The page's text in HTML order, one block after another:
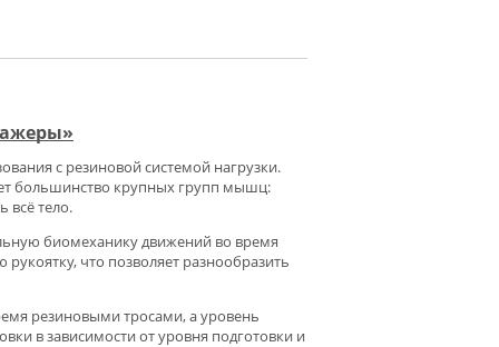
с резиновой системой нагрузки.
большинство крупных групп мышц:
всё тело.
биомеханику движений во время
что позволяет разнообразить
резиновыми тросами, а уровень
в зависимости от уровня подготовки и